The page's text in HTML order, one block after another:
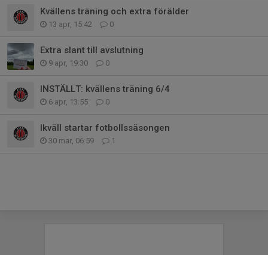
Kvällens träning och extra förälder
13 apr, 15:42 0
Extra slant till avslutning
9 apr, 19:30 0
INSTÄLLT: kvällens träning 6/4
6 apr, 13:55 0
Ikväll startar fotbollssäsongen
30 mar, 06:59 1